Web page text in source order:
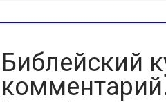
Библейский